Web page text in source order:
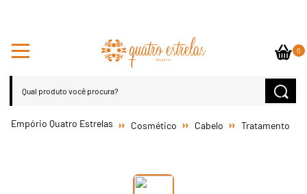
0
Cosmético Cabelo Tratamento